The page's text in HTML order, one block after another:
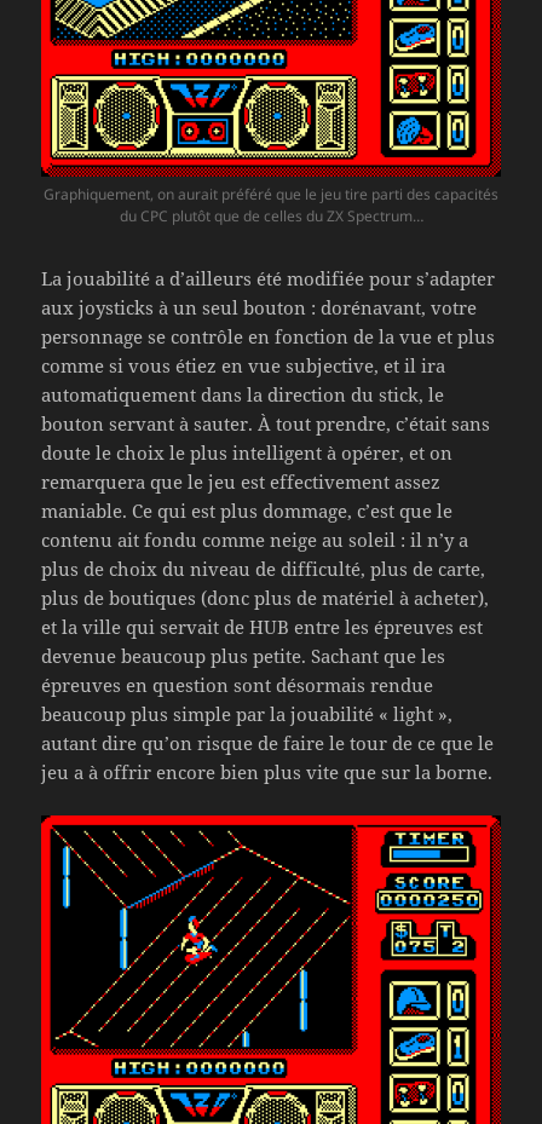
Graphiquement, on aurait préféré que le jeu tire parti des capacités
du CPC plutôt que de celles du ZX Spectrum…
La jouabilité a d’ailleurs été modifiée pour s’adapter
aux joysticks à un seul bouton : dorénavant, votre
personnage se contrôle en fonction de la vue et plus
comme si vous étiez en vue subjective, et il ira
automatiquement dans la direction du stick, le
bouton servant à sauter. À tout prendre, c’était sans
doute le choix le plus intelligent à opérer, et on
remarquera que le jeu est effectivement assez
maniable. Ce qui est plus dommage, c’est que le
contenu ait fondu comme neige au soleil : il n’y a
plus de choix du niveau de difficulté, plus de carte,
plus de boutiques (donc plus de matériel à acheter),
et la ville qui servait de HUB entre les épreuves est
devenue beaucoup plus petite. Sachant que les
épreuves en question sont désormais rendue
beaucoup plus simple par la jouabilité « light »,
autant dire qu’on risque de faire le tour de ce que le
jeu a à offrir encore bien plus vite que sur la borne.